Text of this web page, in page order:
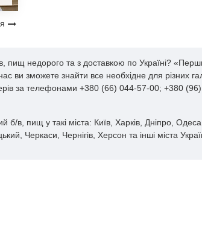
недорого та з доставкою по Україні?
ви зможете знайти все необхідне для
за телефонами +380 (66) 044-57-00; +380
пищ у такі міста: Київ, Харків, Дніпро,
Черкаси, Чернігів, Херсон та інші міста